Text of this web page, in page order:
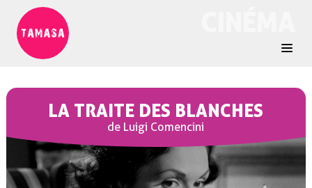
LA TRAITE DES BLANCHES
de Luigi Comencini